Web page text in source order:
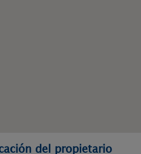
del propietario